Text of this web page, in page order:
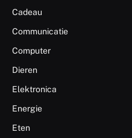
Cadeau
Communicatie
Computer
Dieren
Elektronica
Energie
Eten